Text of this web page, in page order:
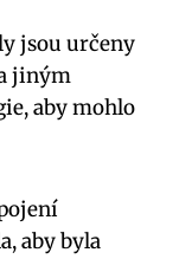
jsou určeny
jiným
aby mohlo
aby byla